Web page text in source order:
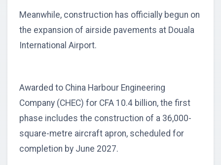
Meanwhile, construction has officially begun on
the expansion of airside pavements at Douala
International Airport.
Awarded to China Harbour Engineering
Company (CHEC) for CFA 10.4 billion, the first
phase includes the construction of a 36,000-
square-metre aircraft apron, scheduled for
completion by June 2027.